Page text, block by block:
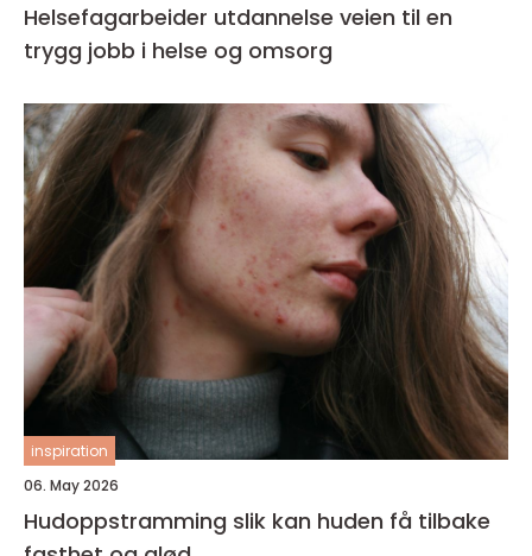
Helsefagarbeider utdannelse veien til en
trygg jobb i helse og omsorg
inspiration
06. May 2026
Hudoppstramming slik kan huden få tilbake